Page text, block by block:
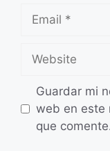
Email
Website
Guardar mi
web en este
que